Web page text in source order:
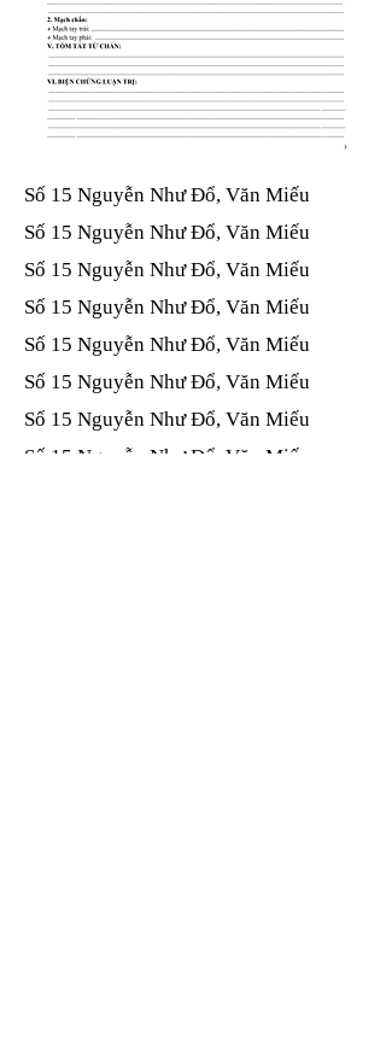
Số 15 Nguyễn Như Đổ, Văn Miếu​​​​
Số 15 Nguyễn Như Đổ, Văn Miếu​​​​
Số 15 Nguyễn Như Đổ, Văn Miếu​​​​
Số 15 Nguyễn Như Đổ, Văn Miếu​​​​
Số 15 Nguyễn Như Đổ, Văn Miếu​​​​
Số 15 Nguyễn Như Đổ, Văn Miếu​​​​
Số 15 Nguyễn Như Đổ, Văn Miếu​​​​
Số 15 Nguyễn Như Đổ, Văn Miếu​​​​